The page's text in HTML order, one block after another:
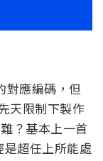
對應編碼，但
天限制下製作
？基本上一首
超任上所能處